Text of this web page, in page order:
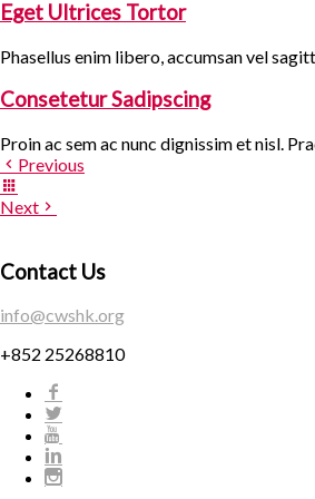
Eget Ultrices Tortor
Phasellus enim libero, accumsan vel
Consetetur Sadipscing
Proin ac sem ac nunc dignissim et nisl.
Previous
Next
Contact Us
info@cwshk.org
+852 25268810